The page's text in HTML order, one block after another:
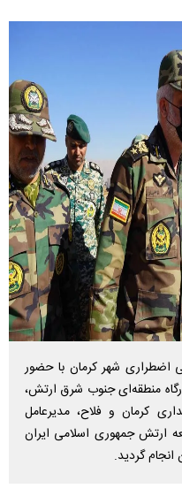
اضطراری شهر کرمان با حضور
منطقه‌ای جنوب شرق ارتش،
کرمان و فلاح، مدیرعامل
ارتش جمهوری اسلامی ایران
انجام گردید.